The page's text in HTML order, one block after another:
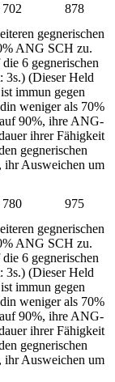
702
878
gegnerischen
ANG SCH zu.
6 gegnerischen
3s.) (Dieser Held
immun gegen
weniger als 70%
90%, ihre ANG-
ihrer Fähigkeit
gegnerischen
ihr Ausweichen um
780
975
gegnerischen
ANG SCH zu.
6 gegnerischen
3s.) (Dieser Held
immun gegen
weniger als 70%
90%, ihre ANG-
ihrer Fähigkeit
gegnerischen
ihr Ausweichen um